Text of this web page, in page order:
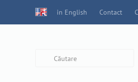
in English Contact